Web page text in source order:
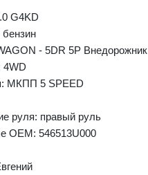
G4KD
бензин
- 5DR 5P Внедорожник
4WD
МКПП 5 SPEED
руля: правый руль
OEM: 546513U000